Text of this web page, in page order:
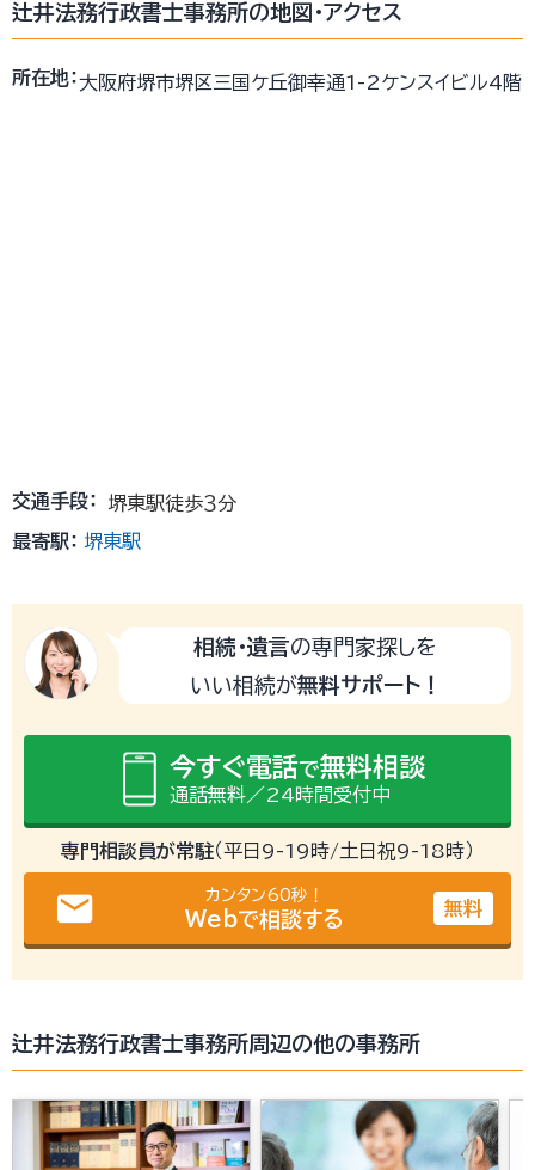
辻井法務行政書士事務所の地図・アクセス
所在地：大阪府堺市堺区三国ケ丘御幸通1-2ケンスイビル4階
交通手段：
堺東駅徒歩３分
最寄駅： 堺東駅
相続・遺言の専門家探しを
いい相続が無料サポート！
今すぐ電話で無料相談
通話無料／24時間受付中
専門相談員が常駐（平日9-19時/土日祝9-18時）
email カンタン60秒！
Webで相談する 無料
辻井法務行政書士事務所周辺の他の事務所